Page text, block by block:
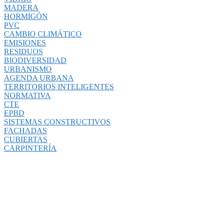
MADERA
HORMIGÓN
PVC
CAMBIO CLIMÁTICO
EMISIONES
RESIDUOS
BIODIVERSIDAD
URBANISMO
AGENDA URBANA
TERRITORIOS INTELIGENTES
NORMATIVA
CTE
EPBD
SISTEMAS CONSTRUCTIVOS
FACHADAS
CUBIERTAS
CARPINTERÍA